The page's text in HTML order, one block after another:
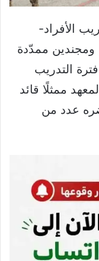
الأفراد-
ومجندين ممدّدة
التدريب
ممثلًا قائد
عدد من